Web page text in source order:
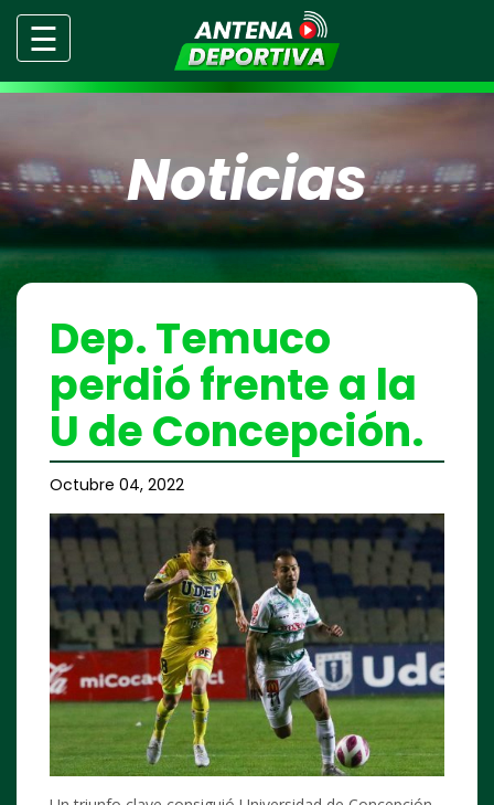
☰
Noticias
Dep. Temuco
perdió frente a la
U de Concepción.
Octubre 04, 2022